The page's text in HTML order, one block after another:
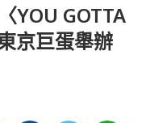
YOU GOTTA
京巨蛋舉辦